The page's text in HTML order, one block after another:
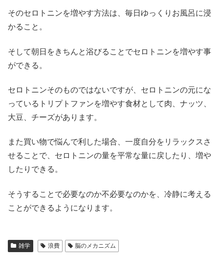
そのセロトニンを増やす方法は、毎日ゆっくりお風呂に浸
かること。
そして朝日をきちんと浴びることでセロトニンを増やす事
ができる。
セロトニンそのものではないですが、セロトニンの元にな
っているトリプトファンを増やす食材として肉、ナッツ、
大豆、チーズがあります。
また買い物で悩んで利した場合、一度自分をリラックスさ
せることで、セロトニンの量を平常な量に戻したり、増や
したりできる。
そうすることで必要なのか不必要なのかを、冷静に考える
ことができるようになります。
雑学 浪費 脳のメカニズム